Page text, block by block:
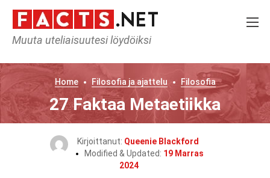
Muuta uteliaisuutesi löydöiksi
Home Filosofia ja ajattelu Filosofia
27 Faktaa Metaetiikka
Kirjoittanut: Queenie Blackford
Modified & Updated: 19 Marras
2024